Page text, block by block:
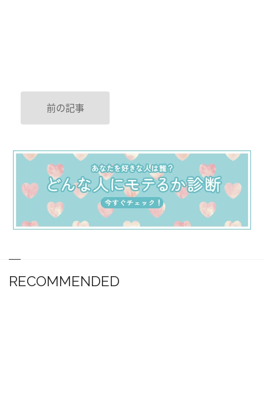
前の記事
RECOMMENDED